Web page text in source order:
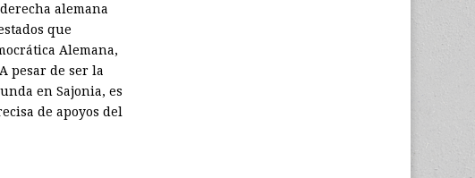
alemana
que
Alemana,
pesar de ser la
en Sajonia, es
de apoyos del